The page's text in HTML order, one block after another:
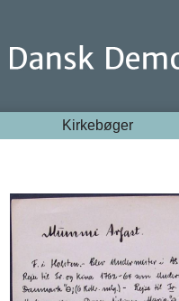
Kirkebøger